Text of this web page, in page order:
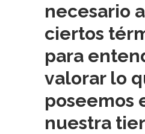
necesario
ciertos
para
valorar lo
poseemos
nuestra